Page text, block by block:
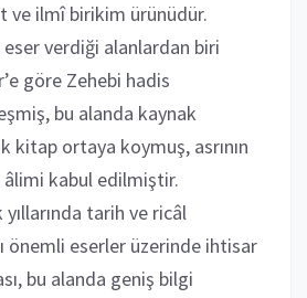
ve ilmî birikim ürünüdür.
eser verdiği alanlardan biri
göre Zehebi hadis
bu alanda kaynak
kitap ortaya koymuş, asrının
âlimi kabul edilmiştir.
tarih ve ricâl
önemli eserler üzerinde ihtisar
bu alanda geniş bilgi